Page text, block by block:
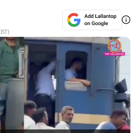
IST)